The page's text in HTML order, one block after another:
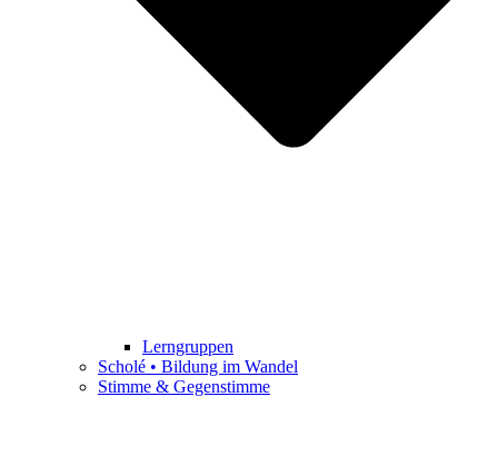
Lerngruppen
Scholé • Bildung im Wandel
Stimme & Gegenstimme